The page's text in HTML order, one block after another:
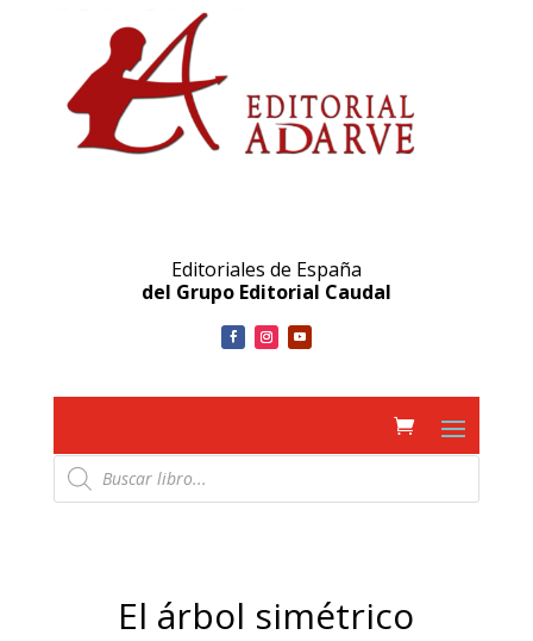
Editoriales de España
del Grupo Editorial Caudal
Búsqueda
de
productos
El árbol simétrico